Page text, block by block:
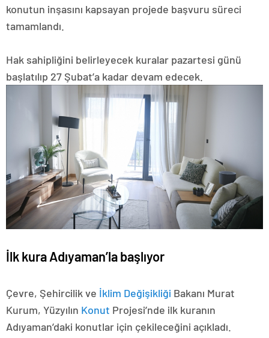
konutun inşasını kapsayan projede başvuru süreci
tamamlandı.
Hak sahipliğini belirleyecek kuralar pazartesi günü
başlatılıp 27 Şubat’a kadar devam edecek.
İlk kura Adıyaman’la başlıyor
Çevre, Şehircilik ve İklim Değişikliği Bakanı Murat
Kurum, Yüzyılın Konut Projesi’nde ilk kuranın
Adıyaman’daki konutlar için çekileceğini açıkladı.